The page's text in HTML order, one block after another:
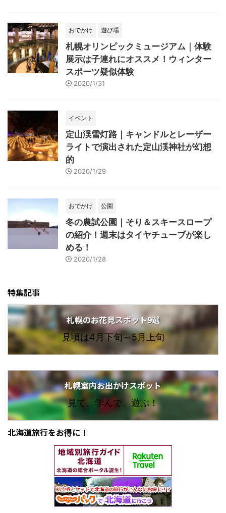
おでかけ 遊び場
札幌オリンピックミュージアム｜体験
展示は子連れにオススメ！ウィンター
スポーツ疑似体験
2020/1/31
イベント
定山渓雪灯路｜キャンドルとレーザー
ライトで演出された定山渓神社が幻想
的
2020/1/29
おでかけ 公園
冬の農試公園｜そり＆スキースロープ
の紹介！週末はタイヤチューブが楽し
める！
2020/1/28
特集記事
札幌のお花見スポット9選
見頃は4月下旬～5月上旬
札幌室内お出かけスポット
見て、学んで、遊ぶ！
北海道旅行をお得に！